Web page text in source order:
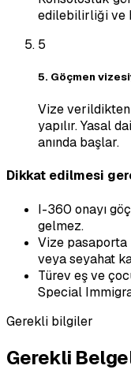
edilebilirliği ve
5
5. Göçmen
Vize
yapılır. Yasal
anında başlar.
Dikkat edilmesi
I-360 onayı
gelmez.
Vize pasaporta
veya seyahat
Türev eş ve
Special
Gerekli bilgiler
Gerekli